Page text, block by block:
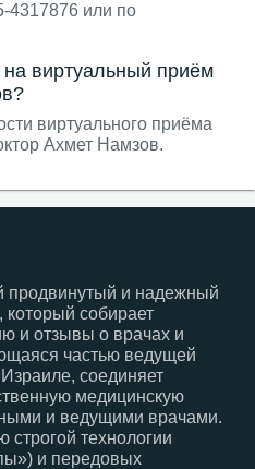
4317876 или по
виртуальный приём
виртуального приёма
Ахмет Намзов.
продвинутый и надежный
который собирает
и отзывы о врачах и
частью ведущей
соединяет
медицинскую
и ведущими врачами.
технологии
и передовых